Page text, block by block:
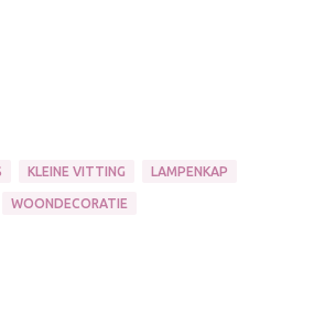
KLEINE VITTING LAMPENKAP
WOONDECORATIE